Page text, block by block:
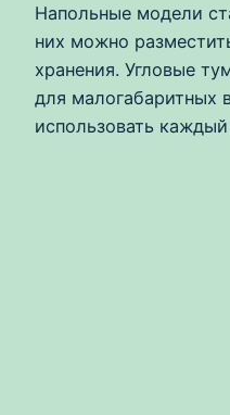
Напольные модели
них можно
хранения. Угловые
для малогабаритных
использовать